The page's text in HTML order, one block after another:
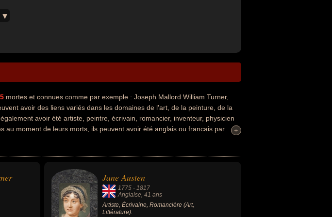
mortes et connues comme par exemple : Joseph Mallord William Turner,
avoir des liens variés dans les domaines de l'art, de la peinture, de la
avoir été artiste, peintre, écrivain, romancier, inventeur, physicien
au moment de leurs morts, ils peuvent avoir été anglais ou francais par
+
+
Jane Austen
1775 -1817
Anglaise, 41 ans
Artiste, Écrivaine, Romancière (Art,
Littérature).